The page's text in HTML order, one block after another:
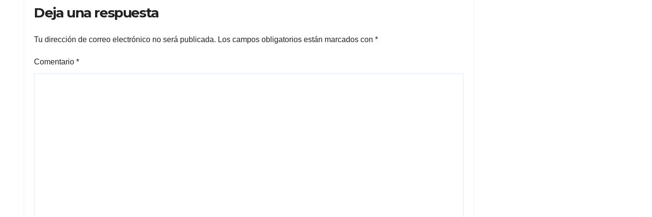
Deja una respuesta
Tu dirección de correo electrónico no será publicada. Los campos obligatorios están marcados con *
Comentario *